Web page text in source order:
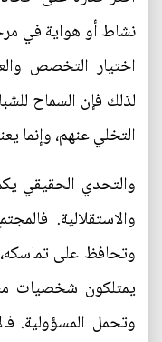
نشاط أو هواية في
اختيار التخصص
لذلك فإن السماح
التخلي عنهم، وإنما
والتحدي الحقيقي
والاستقلالية.
وتحافظ على
يمتلكون شخصيات
وتحمل المسؤولية.